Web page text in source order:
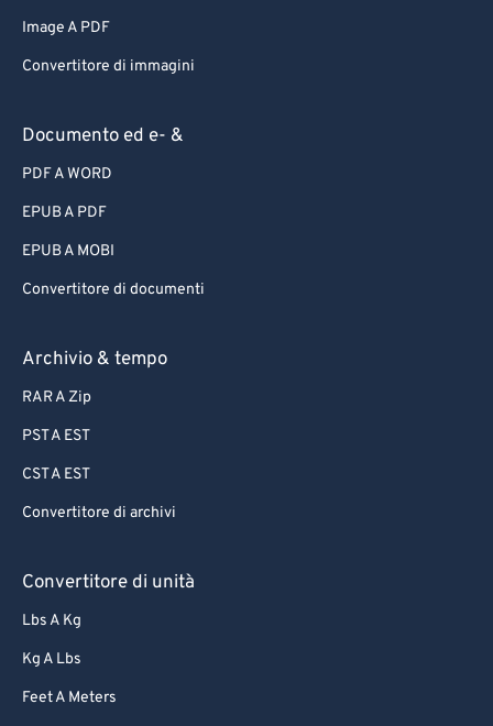
Image A PDF
Convertitore di immagini
Documento ed e- &
PDF A WORD
EPUB A PDF
EPUB A MOBI
Convertitore di documenti
Archivio & tempo
RAR A Zip
PST A EST
CST A EST
Convertitore di archivi
Convertitore di unità
Lbs A Kg
Kg A Lbs
Feet A Meters